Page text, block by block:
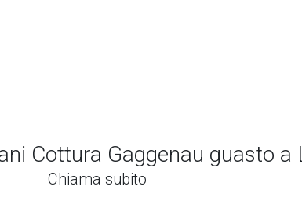
Cottura Gaggenau guasto a
Chiama subito